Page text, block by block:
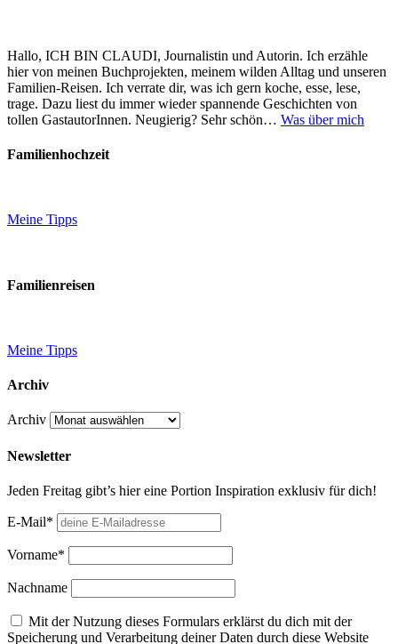
Hallo, ICH BIN CLAUDI, Journalistin und Autorin. Ich erzähle
hier von meinen Buchprojekten, meinem wilden Alltag und unseren
Familien-Reisen. Ich verrate dir, was ich gern koche, esse, lese,
trage. Dazu liest du immer wieder spannende Geschichten von
tollen GastautorInnen. Neugierig? Sehr schön… Was über mich
Familienhochzeit
Meine Tipps
Familienreisen
Meine Tipps
Archiv
Archiv
Newsletter
Jeden Freitag gibt’s hier eine Portion Inspiration exklusiv für dich!
E-Mail*
Vorname*
Nachname
Mit der Nutzung dieses Formulars erklärst du dich mit der
Speicherung und Verarbeitung deiner Daten durch diese Website